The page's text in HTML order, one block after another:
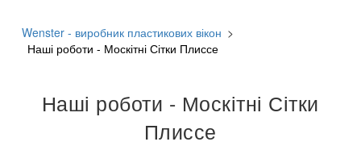
Wenster - виробник пластикових вікон >
Наші роботи - Москітні Сітки Плиссе
Наші роботи - Москітні Сітки
Плиссе